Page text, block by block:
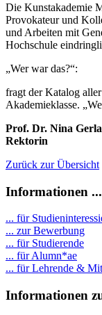
Die Kunstakademie
Provokateur und
und Arbeiten mit
Hochschule
„Wer war das?“:
fragt der Katalog
Akademieklasse.
Prof. Dr. Nina
Rektorin
Zurück zur Übersicht
Informationen ...
... für
... zur Bewerbung
... für Studierende
... für Alumn*ae
... für Lehrende &
Informationen